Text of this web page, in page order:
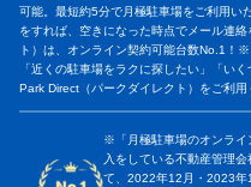
可能。最短約5分で月極駐車場をご利用い
をすれば、空きになった時点でメール連
ト）は、オンライン契約可能台数No.1！※
「近くの駐車場をラクに探したい」「い
Park Direct（パークダイレクト）をご利用
※「月極駐車場のオンライ
入をしている不動産管理
て、2022年12月・2023年